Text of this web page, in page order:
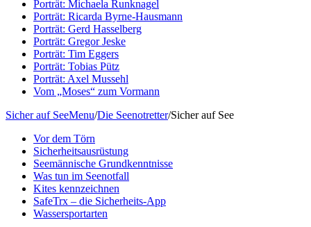
Porträt: Michaela Runknagel
Porträt: Ricarda Byrne-Hausmann
Porträt: Gerd Hasselberg
Porträt: Gregor Jeske
Porträt: Tim Eggers
Porträt: Tobias Pütz
Porträt: Axel Mussehl
Vom „Moses“ zum Vormann
Sicher auf SeeMenu/Die Seenotretter/Sicher auf See
Vor dem Törn
Sicherheitsausrüstung
Seemännische Grundkenntnisse
Was tun im Seenotfall
Kites kennzeichnen
SafeTrx – die Sicherheits-App
Wassersportarten